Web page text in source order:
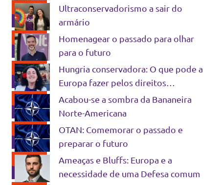
Ultraconservadorismo a sair do
armário
Homenagear o passado para olhar
para o futuro
Hungria conservadora: O que pode a
Europa fazer pelos direitos
LGBTQIA+?
Acabou-se a sombra da Bananeira
Norte-Americana
OTAN: Comemorar o passado e
preparar o futuro
Ameaças e Bluffs: Europa e a
necessidade de uma Defesa comum